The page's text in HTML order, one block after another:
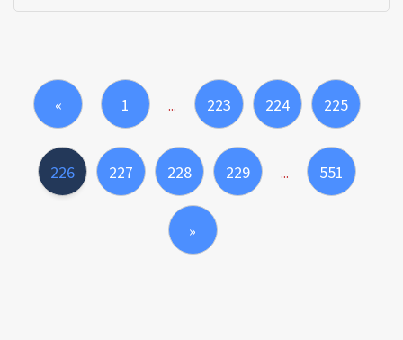
« 1 ... 223 224 225
226 227 228 229 ... 551
»